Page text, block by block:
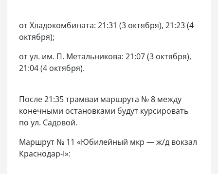
от Хладокомбината: 21:31 (3 октября), 21:23 (4
октября);
от ул. им. П. Метальникова: 21:07 (3 октября),
21:04 (4 октября).
После 21:35 трамваи маршрута № 8 между
конечными остановками будут курсировать
по ул. Садовой.
Маршрут № 11 «Юбилейный мкр — ж/д вокзал
Краснодар-I»: